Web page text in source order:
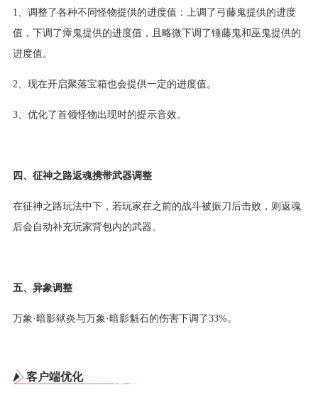
1、调整了各种不同怪物提供的进度值：上调了弓藤鬼提供的进度
值，下调了瘴鬼提供的进度值，且略微下调了锤藤鬼和巫鬼提供的
进度值。
2、现在开启聚落宝箱也会提供一定的进度值。
3、优化了首领怪物出现时的提示音效。
四、征神之路返魂携带武器调整
在征神之路玩法中下，若玩家在之前的战斗被振刀后击败，则返魂
后会自动补充玩家背包内的武器。
五、异象调整
万象·暗影狱炎与万象·暗影魁石的伤害下调了33%。
客户端优化